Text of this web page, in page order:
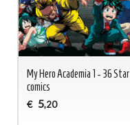
My Hero Academia 1 - 36 Star
comics
€ 5,20